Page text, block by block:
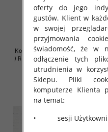
Komplet damskie (Polska produkt
) Roz 2XL-4XL , Mix Kolor Paczka
4 szt
68.00 zł
szczegóły
oferty do jego
gustów. Klient w
w swojej
przyjmowania
świadomość, że w
odłączenie tych
utrudnienia w
Sklepu. Pliki
komputerze Klienta
na temat:
• sesji